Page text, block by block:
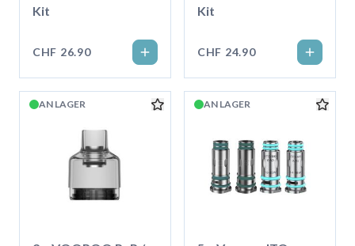
Kit
CHF 26.90
Kit
CHF 24.90
AN LAGER AN LAGER